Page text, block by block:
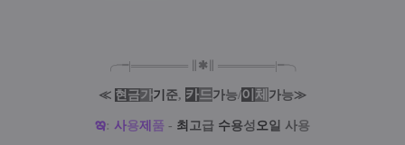
╭╼|═══════ ✱ ═══════|╾╮
≪ 현 금가기 준, 카드 가능/이 체 가능≫
ఇ: 사용제 품 - 최 고급 수용성오일 사용